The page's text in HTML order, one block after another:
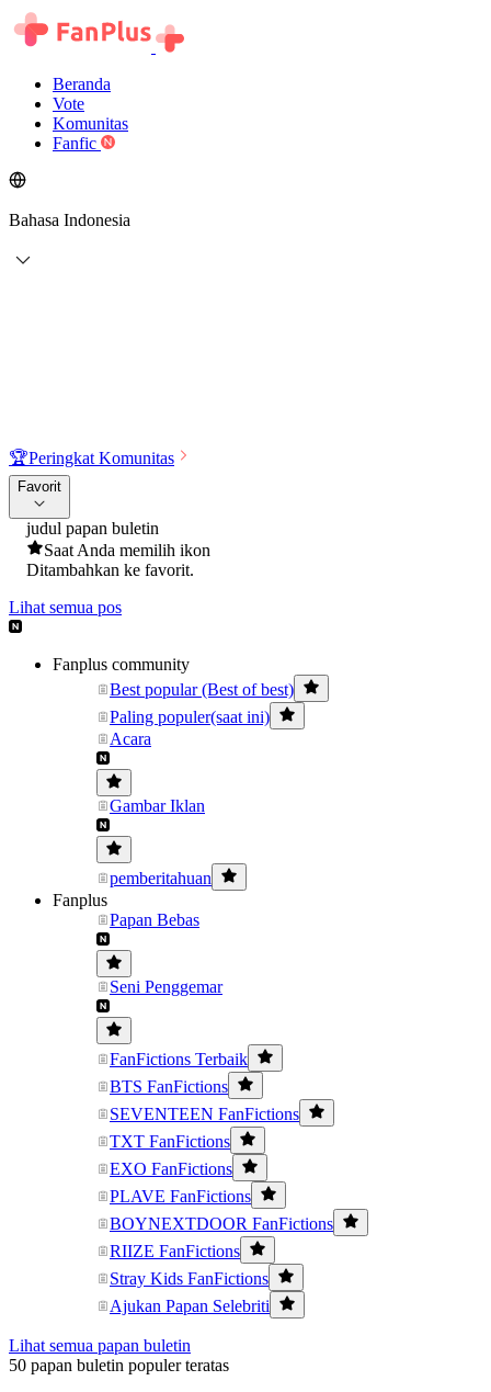
Beranda
Vote
Komunitas
Fanfic
Bahasa Indonesia
🏆Peringkat Komunitas
Favorit
judul papan buletin
Saat Anda memilih ikon
Ditambahkan ke favorit.
Lihat semua pos
Fanplus community
Best popular (Best of best)
Paling populer(saat ini)
Acara
Gambar Iklan
pemberitahuan
Fanplus
Papan Bebas
Seni Penggemar
FanFictions Terbaik
BTS FanFictions
SEVENTEEN FanFictions
TXT FanFictions
EXO FanFictions
PLAVE FanFictions
BOYNEXTDOOR FanFictions
RIIZE FanFictions
Stray Kids FanFictions
Ajukan Papan Selebriti
Lihat semua papan buletin
50 papan buletin populer teratas